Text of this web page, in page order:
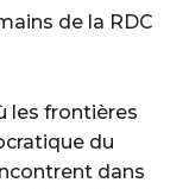
de la RDC
les frontières
du
dans